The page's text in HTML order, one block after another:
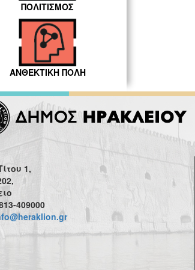
ΠΟΛΙΤΙΣΜΟΣ
ΑΝΘΕΚΤΙΚΗ ΠΟΛΗ
1,
409000